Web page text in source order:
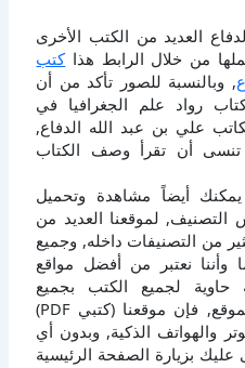
العديد من الكتب الأخرى
من خلال الرابط هذاكتب
, وبالنسبة للصور تأكد من أن
رواد علم الجغرافيا في
علي بن عبد الله الدفاع,
أن تقرأ وصف الكتاب
يمكنك أيضاً مشاهدة وتحميل
التصنيف, لموقعنا العديد من
من التصنيفات داخله, وجميع
مجانية 100%, كما وأننا نعتبر من أفضل مواقع
حاوية لجميع الكتب بجميع
تخصصاتها, وبالنسبة لتصفح الموقع, فإن موقعنا (كتبي PDF)
والهواتف الذكية, وبدون أي
بزيارة الصفحة الرئيسية